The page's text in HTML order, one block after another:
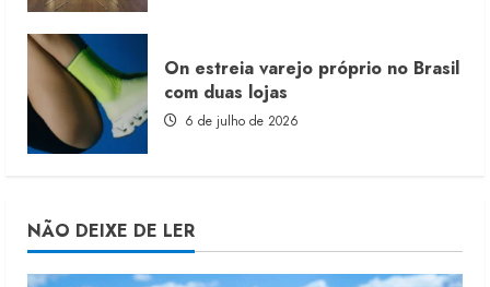
On estreia varejo próprio no Brasil
com duas lojas
6 de julho de 2026
NÃO DEIXE DE LER